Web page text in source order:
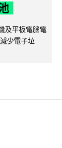
及平板電腦電
少電子垃